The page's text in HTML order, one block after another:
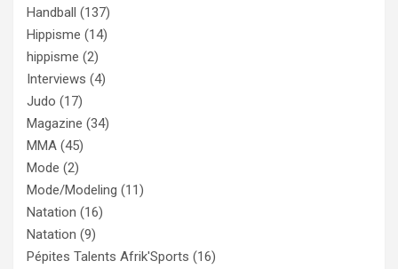
Handball (137)
Hippisme (14)
hippisme (2)
Interviews (4)
Judo (17)
Magazine (34)
MMA (45)
Mode (2)
Mode/Modeling (11)
Natation (16)
Natation (9)
Pépites Talents Afrik'Sports (16)